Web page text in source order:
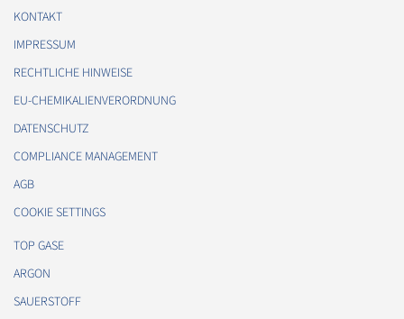
KONTAKT
IMPRESSUM
RECHTLICHE HINWEISE
EU-CHEMIKALIENVERORDNUNG
DATENSCHUTZ
COMPLIANCE MANAGEMENT
AGB
COOKIE SETTINGS
TOP GASE
ARGON
SAUERSTOFF